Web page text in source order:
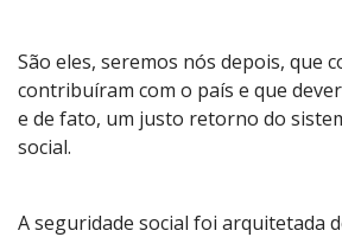
São eles, seremos nós depois, que
contribuíram com o país e que
e de fato, um justo retorno do
social.
A seguridade social foi arquitetada